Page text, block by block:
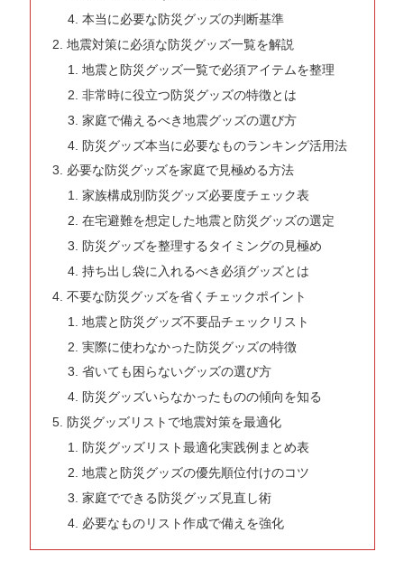
本当に必要な防災グッズの判断基準
地震対策に必須な防災グッズ一覧を解説
地震と防災グッズ一覧で必須アイテムを整理
非常時に役立つ防災グッズの特徴とは
家庭で備えるべき地震グッズの選び方
防災グッズ本当に必要なものランキング活用法
必要な防災グッズを家庭で見極める方法
家族構成別防災グッズ必要度チェック表
在宅避難を想定した地震と防災グッズの選定
防災グッズを整理するタイミングの見極め
持ち出し袋に入れるべき必須グッズとは
不要な防災グッズを省くチェックポイント
地震と防災グッズ不要品チェックリスト
実際に使わなかった防災グッズの特徴
省いても困らないグッズの選び方
防災グッズいらなかったものの傾向を知る
防災グッズリストで地震対策を最適化
防災グッズリスト最適化実践例まとめ表
地震と防災グッズの優先順位付けのコツ
家庭でできる防災グッズ見直し術
必要なものリスト作成で備えを強化